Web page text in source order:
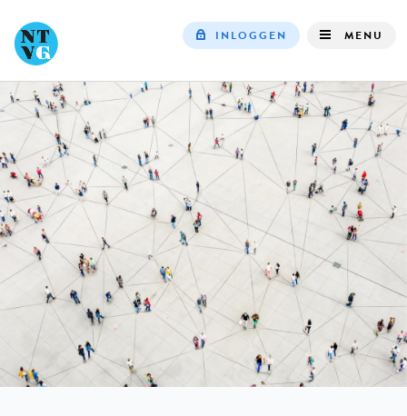
navigation
INLOGGEN MENU